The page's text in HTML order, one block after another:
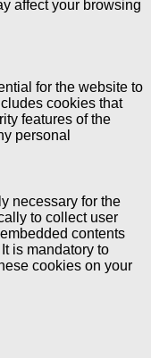
affect your browsing
for the website to
cookies that
features of the
personal
necessary for the
to collect user
contents
is mandatory to
cookies on your